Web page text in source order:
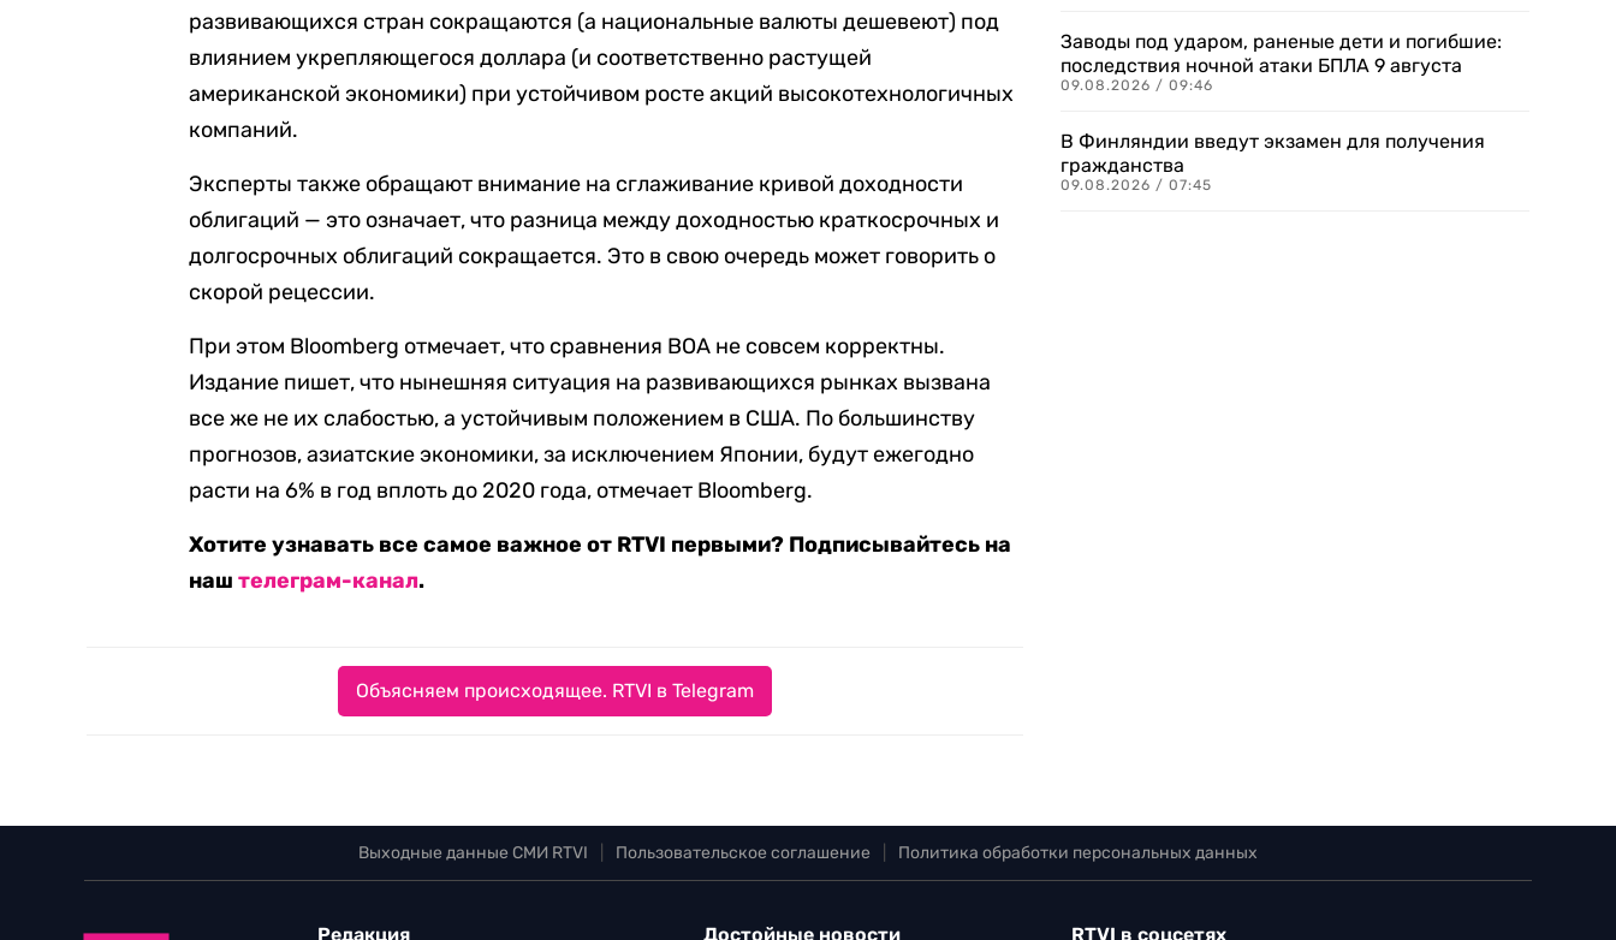
развивающихся стран сокращаются (а национальные валюты дешевеют) под
влиянием укрепляющегося доллара (и соответственно растущей
американской экономики) при устойчивом росте акций высокотехнологичных
компаний.
Эксперты также обращают внимание на сглаживание кривой доходности
облигаций — это означает, что разница между доходностью краткосрочных и
долгосрочных облигаций сокращается. Это в свою очередь может говорить о
скорой рецессии.
При этом Bloomberg отмечает, что сравнения BOA не совсем корректны.
Издание пишет, что нынешняя ситуация на развивающихся рынках вызвана
все же не их слабостью, а устойчивым положением в США. По большинству
прогнозов, азиатские экономики, за исключением Японии, будут ежегодно
расти на 6% в год вплоть до 2020 года, отмечает Bloomberg.
Хотите узнавать все самое важное от RTVI первыми? Подписывайтесь на
наштелеграм-канал.
Объясняем происходящее. RTVI в Telegram
Заводы под ударом, раненые дети и погибшие:
последствия ночной атаки БПЛА 9 августа
09.08.2026 / 09:46
В Финляндии введут экзамен для получения
гражданства
09.08.2026 / 07:45
Выходные данные СМИ RTVI Пользовательское соглашение Политика обработки персональных данных
Редакция Достойные новости RTVI в соцсетях